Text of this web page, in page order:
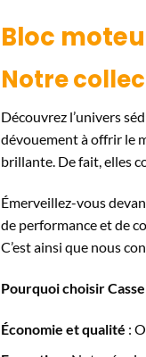
Bloc
Notre
Découvrez l’univers
dévouement à offrir le
brillante. De fait, elles
Émerveillez-vous
de performance et de
C’est ainsi que nous
Pourquoi choisir
Économie et qualité :